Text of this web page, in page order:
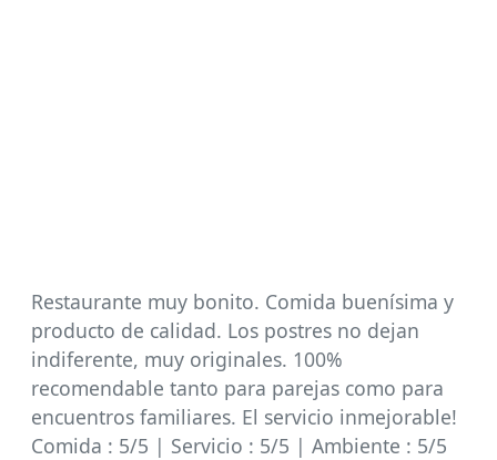
Restaurante muy bonito. Comida buenísima y
producto de calidad. Los postres no dejan
indiferente, muy originales. 100%
recomendable tanto para parejas como para
encuentros familiares. El servicio inmejorable!
Comida : 5/5 | Servicio : 5/5 | Ambiente : 5/5